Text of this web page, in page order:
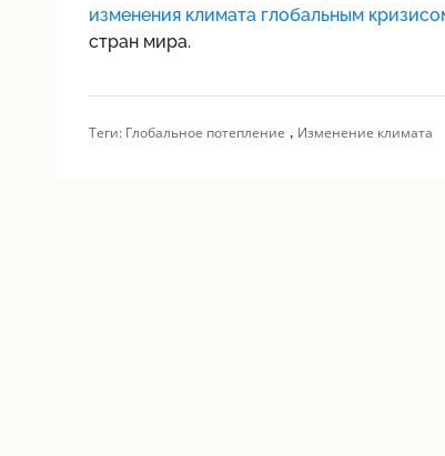
изменения климата глобальным
стран мира.
Теги: Глобальное потепление , Изменение климата